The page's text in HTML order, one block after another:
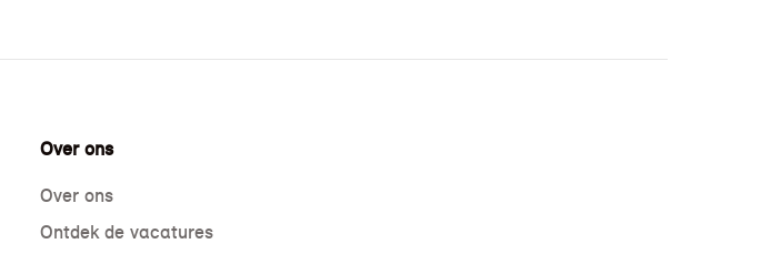
Over ons
Over ons
Ontdek de vacatures